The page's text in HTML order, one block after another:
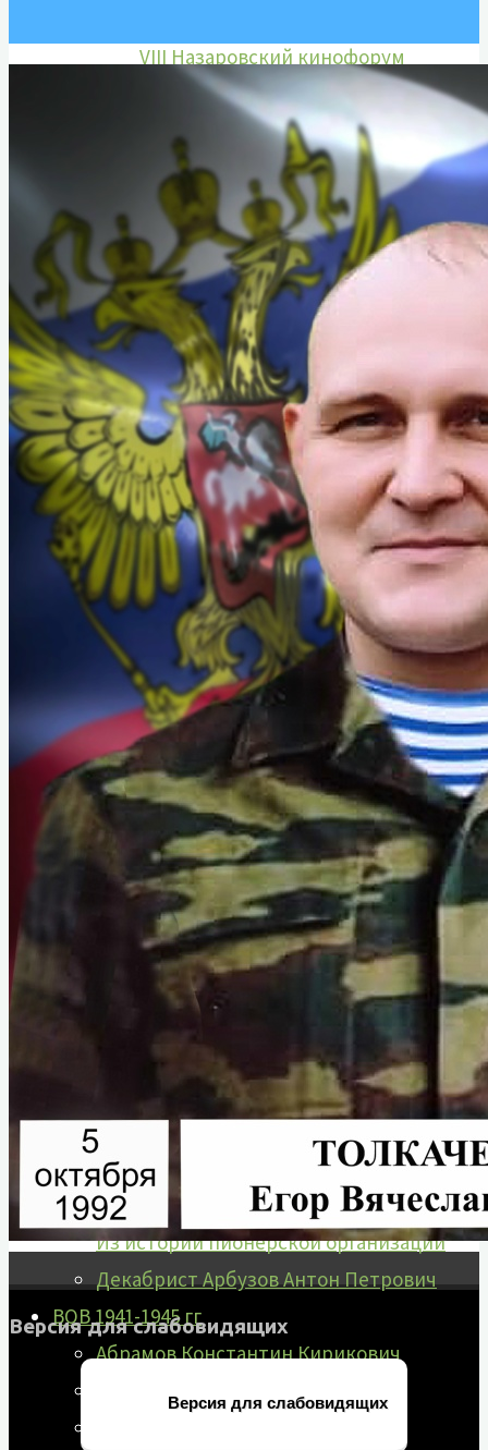
VIII Назаровский кинофорум
отечественных фильмов имени
Марины Ладыниной
IX Назаровский кинофорум
отечественных фильмов имени
Марины Ладыниной
X Назаровский кинофорум
отечественных фильмов имени
Марины Ладыниной
XI Назаровский кинофорум
отечественных фильмов имени
Марины Ладыниной
XII Назаровский кинофорум
отечественных фильмов имени
Марины Ладыниной
XIII Назаровский кинофорум
отечественных фильмов имени
Марины Ладыниной
XIV Назаровский кинофорум
отечественных фильмов имени
Марины Ладыниной
Видеоэкскурсия по залу М. А. Ладыниной
Краеведение
История музея
История Назарово
Руководители города
Почётные граждане
История звания «Почётный
гражданин»
Интеллигенция Назарово
Из истории комсомольской организации
Из истории пионерской организации
Декабрист Арбузов Антон Петрович
ВОВ 1941-1945 гг
Абрамов Константин Кирикович
Борисенко Григорий Яковлевич
Версия для слабовидящих
Версия для слабовидящих